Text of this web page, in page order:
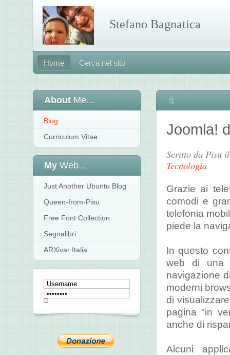
Stefano Bagnatica
Home Cerca nel sito
Joomla!
Scritto da Pisu
Tecnologia
Grazie ai
comodi e
telefonia
piede la
In questo
web di una
navigazione
moderni
di
pagina "in
anche di
Alcuni
About Me...
Blog
Curriculum Vitae
My Web...
Just Another Ubuntu Blog
Queen-from-Pisu
Free Font Collection
Segnalibri
ARXivar Italia